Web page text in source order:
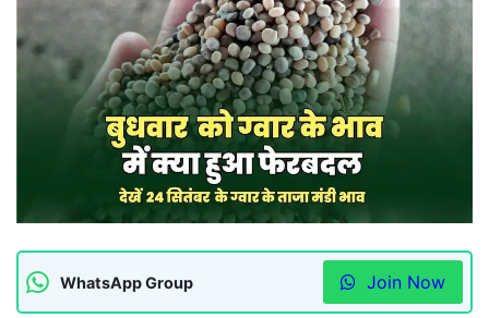
WhatsApp Group Join Now